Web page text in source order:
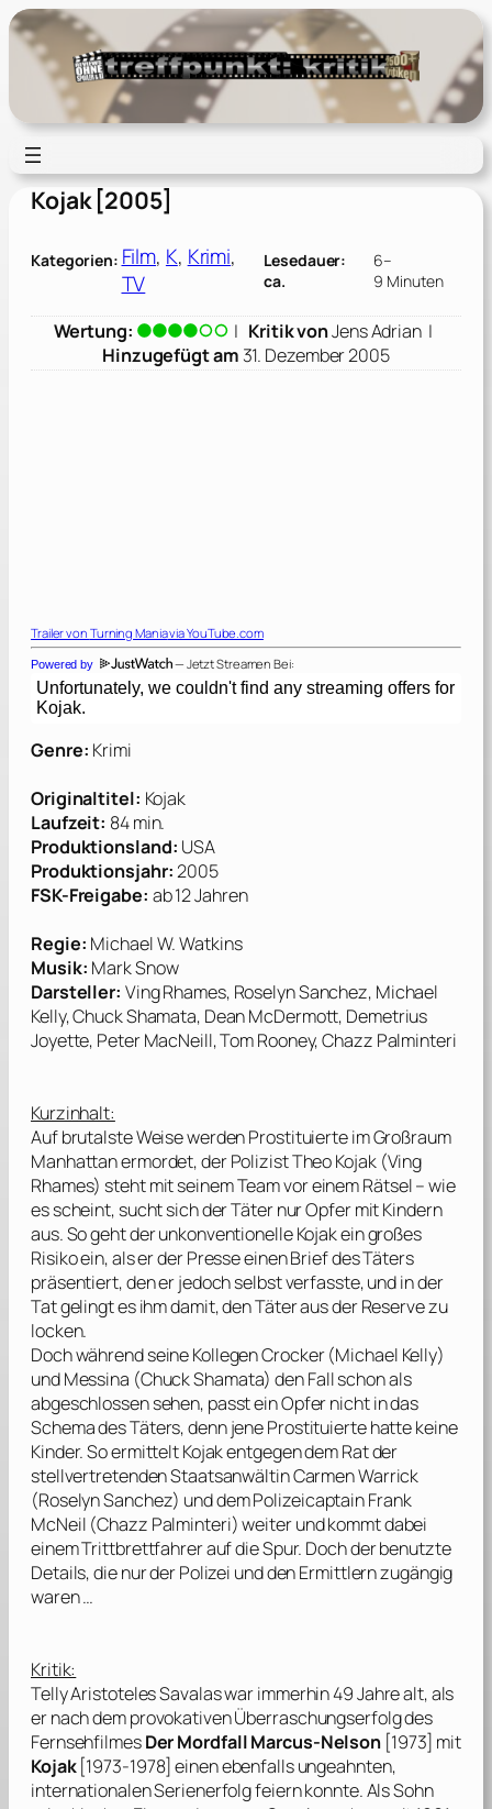
Zum
Inhalt
springen
Kojak [2005]
Kategorien: Film, K, Krimi
TV
Lesedauer:
ca.
6–
9 Minuten
Wertung: | Kritik vonJens Adrian|
Hinzugefügt am 31. Dezember 2005
Trailer von Turning Maniavia YouTube.com
Powered by — Jetzt Streamen Bei:
Genre: Krimi
Originaltitel: Kojak
Laufzeit: 84 min.
Produktionsland: USA
Produktionsjahr:2005
FSK-Freigabe: ab 12 Jahren
Regie: Michael W. Watkins
Musik: Mark Snow
Darsteller: Ving Rhames, Roselyn Sanchez, Michael
Kelly, Chuck Shamata, Dean McDermott, Demetrius
Joyette, Peter MacNeill, Tom Rooney, Chazz Palminteri
Kurzinhalt:
Auf brutalste Weise werden Prostituierte im Großraum
Manhattan ermordet, der Polizist Theo Kojak (Ving
Rhames) steht mit seinem Team vor einem Rätsel – wie
es scheint, sucht sich der Täter nur Opfer mit Kindern
aus. So geht der unkonventionelle Kojak ein großes
Risiko ein, als er der Presse einen Brief des Täters
präsentiert, den er jedoch selbst verfasste, und in der
Tat gelingt es ihm damit, den Täter aus der Reserve zu
locken.
Doch während seine Kollegen Crocker (Michael Kelly)
und Messina (Chuck Shamata) den Fall schon als
abgeschlossen sehen, passt ein Opfer nicht in das
Schema des Täters, denn jene Prostituierte hatte keine
Kinder. So ermittelt Kojak entgegen dem Rat der
stellvertretenden Staatsanwältin Carmen Warrick
(Roselyn Sanchez) und dem Polizeicaptain Frank
McNeil (Chazz Palminteri) weiter und kommt dabei
einem Trittbrettfahrer auf die Spur. Doch der benutzte
Details, die nur der Polizei und den Ermittlern zugängig
waren …
Kritik:
Telly Aristoteles Savalaswar immerhin 49 Jahre alt, als
er nach dem provokativen Überraschungserfolg des
FernsehfilmesDer Mordfall Marcus-Nelson [1973] mit
Kojak[1973-1978] einen ebenfalls ungeahnten,
internationalen Serienerfolg feiern konnte. Als Sohn